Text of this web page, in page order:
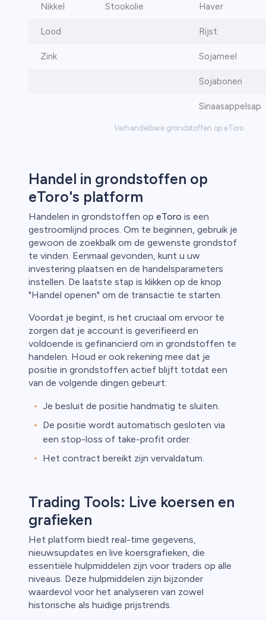
Verhandelbare grondstoffen op eToro
Nikkel Stookolie Haver
Lood Rijst
Zink Sojameel
Sojabonen
Sinaasappelsap
Handel in grondstoffen op
eToro's platform
Handelen in grondstoffen op eToro is een
gestroomlijnd proces. Om te beginnen, gebruik je
gewoon de zoekbalk om de gewenste grondstof
te vinden. Eenmaal gevonden, kunt u uw
investering plaatsen en de handelsparameters
instellen. De laatste stap is klikken op de knop
"Handel openen" om de transactie te starten.
Voordat je begint, is het cruciaal om ervoor te
zorgen dat je account is geverifieerd en
voldoende is gefinancierd om in grondstoffen te
handelen. Houd er ook rekening mee dat je
positie in grondstoffen actief blijft totdat een
van de volgende dingen gebeurt:
Je besluit de positie handmatig te sluiten.
De positie wordt automatisch gesloten via
een stop-loss of take-profit order.
Het contract bereikt zijn vervaldatum.
Trading Tools: Live koersen en
grafieken
Het platform biedt real-time gegevens,
nieuwsupdates en live koersgrafieken, die
essentiële hulpmiddelen zijn voor traders op alle
niveaus. Deze hulpmiddelen zijn bijzonder
waardevol voor het analyseren van zowel
historische als huidige prijstrends.